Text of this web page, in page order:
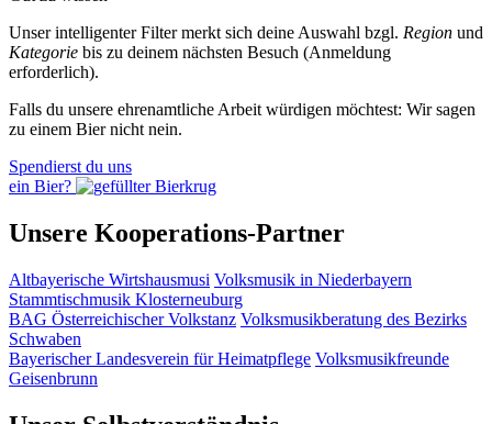
Unser intelligenter Filter merkt sich deine Auswahl bzgl. Region und
Kategorie bis zu deinem nächsten Besuch (Anmeldung
erforderlich).
Falls du unsere ehrenamtliche Arbeit würdigen möchtest: Wir sagen
zu einem Bier nicht nein.
Spendierst du uns
ein Bier?
Unsere Kooperations-Partner
Altbayerische Wirtshausmusi Volksmusik in Niederbayern
Stammtischmusik Klosterneuburg
BAG Österreichischer Volkstanz Volksmusikberatung des Bezirks
Schwaben
Bayerischer Landesverein für Heimatpflege Volksmusikfreunde
Geisenbrunn